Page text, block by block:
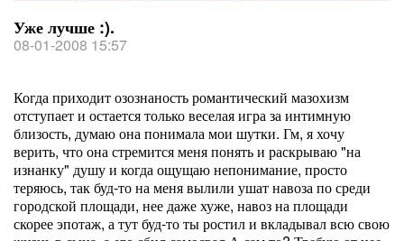
Уже лучше :).
08-01-2008 15:57
Когда приходит озознаность романтический мазохизм
отступает и остается только веселая игра за интимную
близость, думаю она понимала мои шутки. Гм, я хочу
верить, что она стремится меня понять и раскрываю "на
изнанку" душу и когда ощущаю непонимание, просто
теряюсь, так буд-то на меня вылили ушат навоза по среди
городской площади, нее даже хуже, навоз на площади
скорее эпотаж, а тут буд-то ты ростил и вкладывал всю свою